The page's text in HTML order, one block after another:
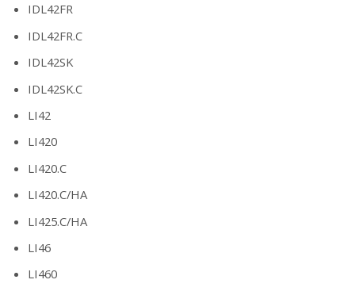
IDL42FR
IDL42FR.C
IDL42SK
IDL42SK.C
LI42
LI420
LI420.C
LI420.C/HA
LI425.C/HA
LI46
LI460